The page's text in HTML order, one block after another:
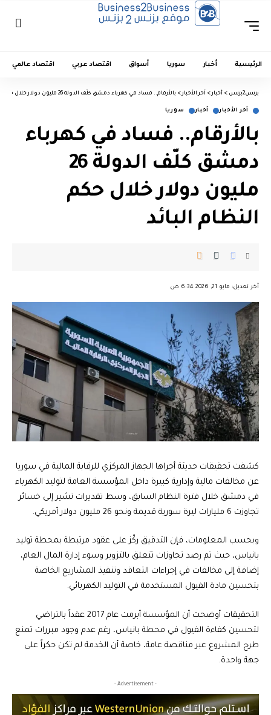
الرئيسية أخبار سوريا أسواق اقتصاد عربي اقتصاد عالمي
بزنس2بزنس > أخبار > آخر الأخبار > بالأرقام.. فساد في كهرباء دمشق كلّف الدولة 26 مليون دولار خلال حكم النظام البائد
آخر الأخبار أخبار سوريا
بالأرقام.. فساد في كهرباء
دمشق كلّف الدولة 26
مليون دولار خلال حكم
النظام البائد
آخر تعديل: مايو 21, 2026 6:34 ص
كشفت تحقيقات حديثة أجراها الجهاز المركزي للرقابة المالية في سوريا
عن مخالفات مالية وإدارية كبيرة داخل المؤسسة العامة لتوليد الكهرباء
في دمشق خلال فترة النظام السابق، وسط تقديرات تشير إلى خسائر
تجاوزت 6 مليارات ليرة سورية قديمة ونحو 26 مليون دولار أمريكي.
وبحسب المعلومات، فإن التدقيق ركّز على عقود مرتبطة بمحطة توليد
بانياس، حيث تم رصد تجاوزات تتعلق بالتزوير وسوء إدارة المال العام،
إضافة إلى مخالفات في إجراءات التعاقد وتنفيذ المشاريع الخاصة
بتحسين مادة الفيول المستخدمة في التوليد الكهربائي.
التحقيقات أوضحت أن المؤسسة أبرمت عام 2017 عقداً بالتراضي
لتحسين كفاءة الفيول في محطة بانياس، رغم عدم وجود مبررات تمنع
طرح المشروع عبر مناقصة عامة، خاصة أن الخدمة لم تكن حكراً على
جهة واحدة.
- Advertisement -